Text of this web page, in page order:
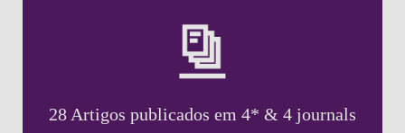
28 Artigos publicados em 4* & 4 journals